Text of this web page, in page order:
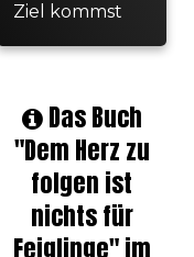
Ziel kommst
Das Buch
"Dem Herz zu
folgen ist
nichts für
Feiglinge" im